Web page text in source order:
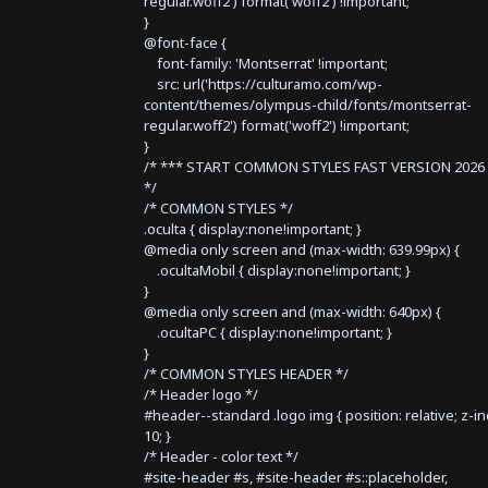
}
@font-face {
font-family: 'Montserrat' !important;
src: url('https://culturamo.com/wp-
content/themes/olympus-child/fonts/montserrat-
regular.woff2') format('woff2') !important;
}
/* *** START COMMON STYLES FAST VERSION
*/
/* COMMON STYLES */
.oculta { display:none!important; }
@media only screen and (max-width: 639.99px) {
.ocultaMobil { display:none!important; }
}
@media only screen and (max-width: 640px) {
.ocultaPC { display:none!important; }
}
/* COMMON STYLES HEADER */
/* Header logo */
#header--standard .logo img { position: relative; z-
10; }
/* Header - color text */
#site-header #s, #site-header #s::placeholder,